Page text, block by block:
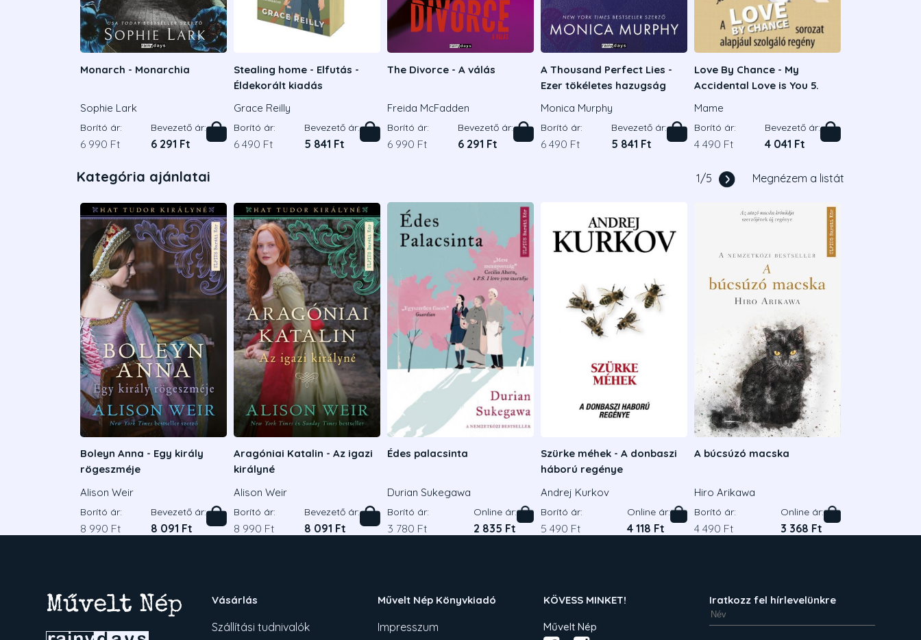
Monarch - Monarchia
Sophie Lark
Borító ár:
6 990 Ft
Bevezető ár:
6 291 Ft
Stealing home - Elfutás -
Éldekorált kiadás
Grace Reilly
Borító ár:
6 490 Ft
Bevezető ár:
5 841 Ft
The Divorce - A válás
Freida McFadden
Borító ár:
6 990 Ft
Bevezető ár:
6 291 Ft
A Thousand Perfect Lies -
Ezer tökéletes hazugság
Monica Murphy
Borító ár:
6 490 Ft
Bevezető ár:
5 841 Ft
Love By Chance - My
Accidental Love is You 5.
Mame
Borító ár:
4 490 Ft
Bevezető ár:
4 041 Ft
Kategória ajánlatai 1/5 Megnézem a listát
Boleyn Anna - Egy király
rögeszméje
Alison Weir
Borító ár:
8 990 Ft
Bevezető ár:
8 091 Ft
Aragóniai Katalin - Az igazi
királyné
Alison Weir
Borító ár:
8 990 Ft
Bevezető ár:
8 091 Ft
Édes palacsinta
Durian Sukegawa
Borító ár:
3 780 Ft
Online ár:
2 835 Ft
Szürke méhek - A donbaszi
háború regénye
Andrej Kurkov
Borító ár:
5 490 Ft
Online ár:
4 118 Ft
A búcsúzó macska
Hiro Arikawa
Borító ár:
4 490 Ft
Online ár:
3 368 Ft
Vásárlás
Szállítási tudnivalók
Művelt Nép Könyvkiadó
Impresszum
KÖVESS MINKET!
Művelt Nép
Iratkozz fel hírlevelünkre